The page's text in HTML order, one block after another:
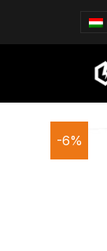
-6%